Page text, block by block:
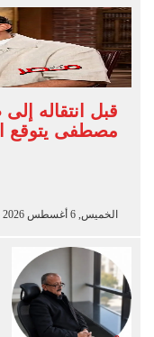
قبل انتقاله
مصطفى يتوقع
الخميس, 6 أغسطس 2026 - 14:13